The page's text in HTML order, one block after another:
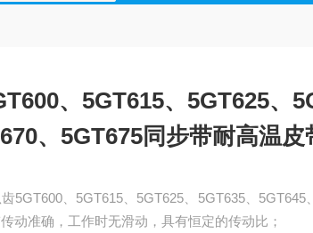
、5GT615、5GT625、
、5GT675同步带耐高温皮
5GT600、5GT615、5GT625、5GT635、5GT645
动准确，工作时无滑动，具有恒定的传动比；